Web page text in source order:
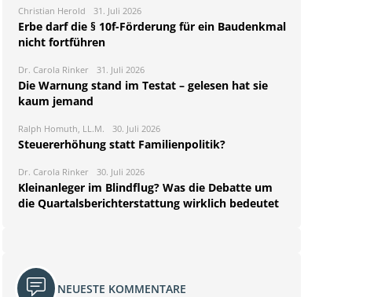
Christian Herold 31. Juli 2026
Erbe darf die § 10f-Förderung für ein Baudenkmal
nicht fortführen
Dr. Carola Rinker 31. Juli 2026
Die Warnung stand im Testat – gelesen hat sie
kaum jemand
Ralph Homuth, LL.M. 30. Juli 2026
Steuererhöhung statt Familienpolitik?
Dr. Carola Rinker 30. Juli 2026
Kleinanleger im Blindflug? Was die Debatte um
die Quartalsberichterstattung wirklich bedeutet
NEUESTE KOMMENTARE